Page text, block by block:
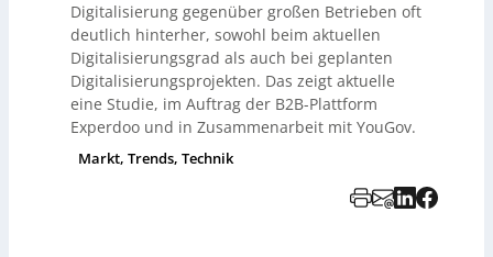
Digitalisierung gegenüber großen Betrieben oft
deutlich hinterher, sowohl beim aktuellen
Digitalisierungsgrad als auch bei geplanten
Digitalisierungsprojekten. Das zeigt aktuelle
eine Studie, im Auftrag der B2B-Plattform
Experdoo und in Zusammenarbeit mit YouGov.
Markt, Trends, Technik